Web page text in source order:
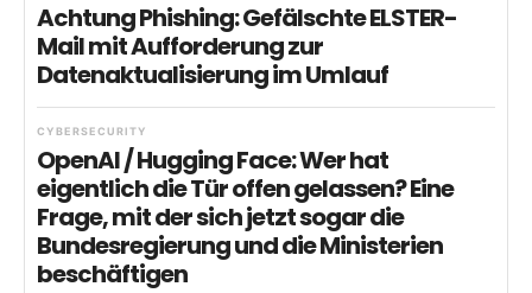
Achtung Phishing: Gefälschte ELSTER-
Mail mit Aufforderung zur
Datenaktualisierung im Umlauf
CYBERSECURITY
OpenAI / Hugging Face: Wer hat
eigentlich die Tür offen gelassen? Eine
Frage, mit der sich jetzt sogar die
Bundesregierung und die Ministerien
beschäftigen